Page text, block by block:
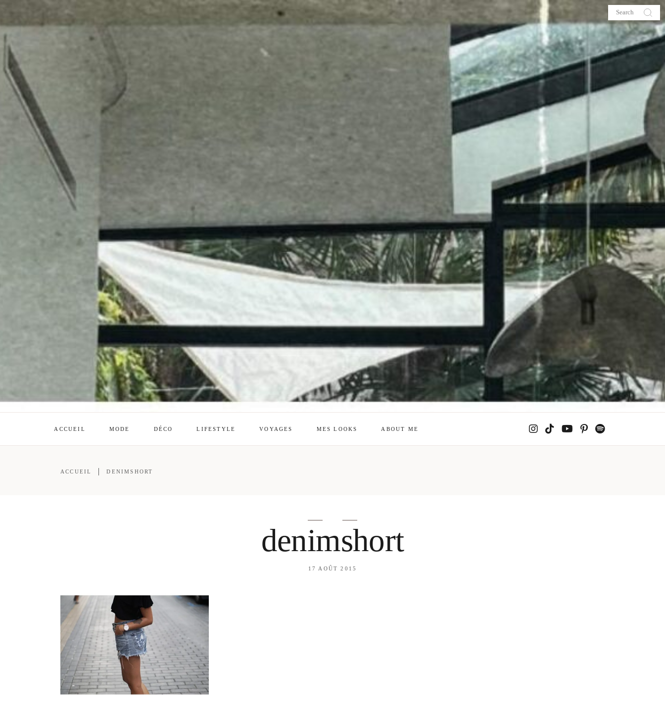
ACCUEIL MODE DÉCO LIFESTYLE VOYAGES MES LOOKS ABOUT ME
amazon shop
About me
Galehia
Voilà Beauté
ACCUEIL DENIMSHORT
denimshort
17 AOÛT 2015